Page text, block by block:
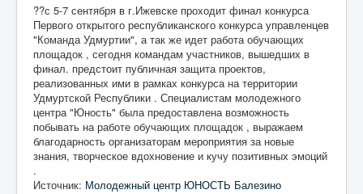
??с 5-7 сентября в г.Ижевске проходит финал конкурса
Первого открытого республиканского конкурса управленцев
"Команда Удмуртии", а так же идет работа обучающих
площадок , сегодня командам участников, вышедших в
финал. предстоит публичная защита проектов,
реализованных ими в рамках конкурса на территории
Удмуртской Республики . Специалистам молодежного
центра "Юность" была предоставлена возможность
побывать на работе обучающих площадок , выражаем
благодарность организаторам мероприятия за новые
знания, творческое вдохновение и кучу позитивных эмоций
.
Источник: Молодежный центр ЮНОСТЬ Балезино